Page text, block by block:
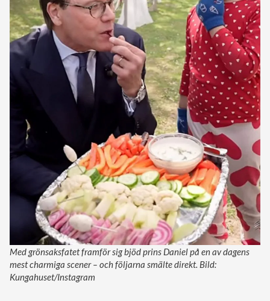
Med grönsaksfatet framför sig bjöd prins Daniel på en av dagens
mest charmiga scener – och följarna smälte direkt. Bild:
Kungahuset/Instagram